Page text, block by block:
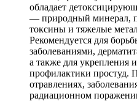
обладает
— природный минерал,
токсины и тяжелые
Рекомендуется для
заболеваниями,
а также для укрепления
профилактики простуд.
отравлениях,
радиационном